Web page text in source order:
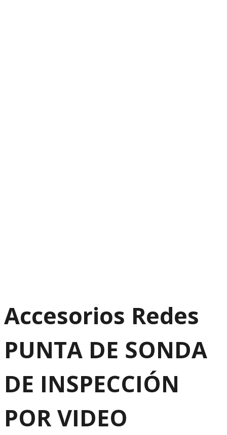
Accesorios Redes
PUNTA DE SONDA
DE INSPECCIÓN
POR VIDEO